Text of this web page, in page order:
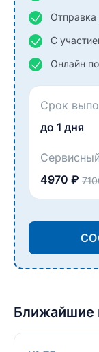
Отправка
С
Онлайн
Срок
до 1 дня
4970 ₽
Ближайшие